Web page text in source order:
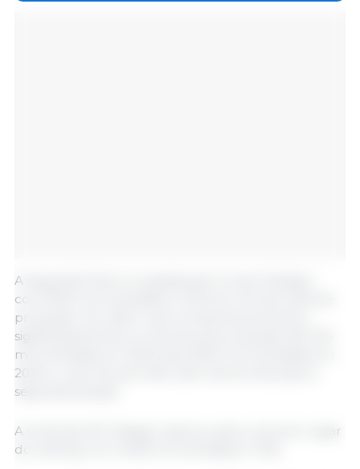
A segunda linha é ocupada pelo Grupo RusAgro
com 593,3 mil toneladas e 10,1% do volume total de
produção. De referir que a empresa aumentou
significativamente os volumes de produção (de 334
mil toneladas em 2023 para 593,3 mil toneladas em
2024), o que lhe permitiu subir da terceira para a
segunda posição.
A empresa JSC Sibagro desceu para o terceiro lugar
do ranking com 440,8 mil toneladas e 7,5%.